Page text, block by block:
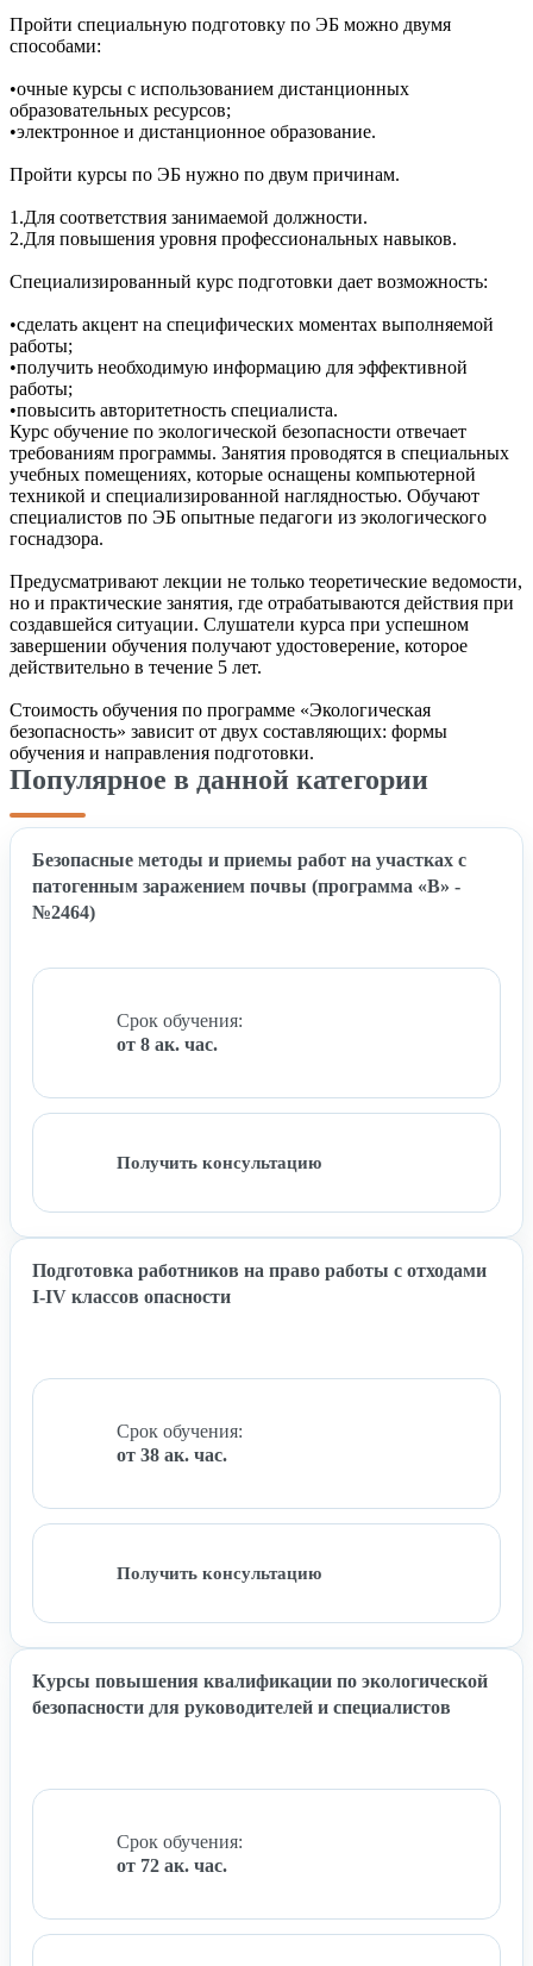
Пройти специальную подготовку по ЭБ можно двумя
способами:
•очные курсы с использованием дистанционных
образовательных ресурсов;
•электронное и дистанционное образование.
Пройти курсы по ЭБ нужно по двум причинам.
1.Для соответствия занимаемой должности.
2.Для повышения уровня профессиональных навыков.
Специализированный курс подготовки дает возможность:
•сделать акцент на специфических моментах выполняемой
работы;
•получить необходимую информацию для эффективной
работы;
•повысить авторитетность специалиста.
Курс обучение по экологической безопасности отвечает
требованиям программы. Занятия проводятся в специальных
учебных помещениях, которые оснащены компьютерной
техникой и специализированной наглядностью. Обучают
специалистов по ЭБ опытные педагоги из экологического
госнадзора.
Предусматривают лекции не только теоретические ведомости,
но и практические занятия, где отрабатываются действия при
создавшейся ситуации. Слушатели курса при успешном
завершении обучения получают удостоверение, которое
действительно в течение 5 лет.
Стоимость обучения по программе «Экологическая
безопасность» зависит от двух составляющих: формы
обучения и направления подготовки.
Популярное в данной категории
Безопасные методы и приемы работ на участках с
патогенным заражением почвы (программа «В» -
№2464)
Срок обучения:
от 8 ак. час.
Получить консультацию
Подготовка работников на право работы с отходами
I-IV классов опасности
Срок обучения:
от 38 ак. час.
Получить консультацию
Курсы повышения квалификации по экологической
безопасности для руководителей и специалистов
Срок обучения:
от 72 ак. час.